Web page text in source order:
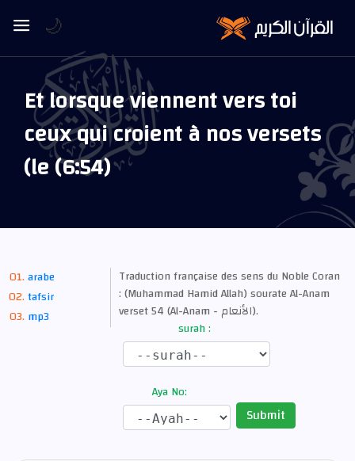
Et lorsque viennent vers toi
ceux qui croient à nos versets
(le (6:54)
arabe
tafsir
mp3
Traduction française des sens du Noble Coran
: (Muhammad Hamid Allah) sourate Al-Anam
verset 54 (Al-Anam - الأنعام).
surah :
Aya No:
Submit
🌙